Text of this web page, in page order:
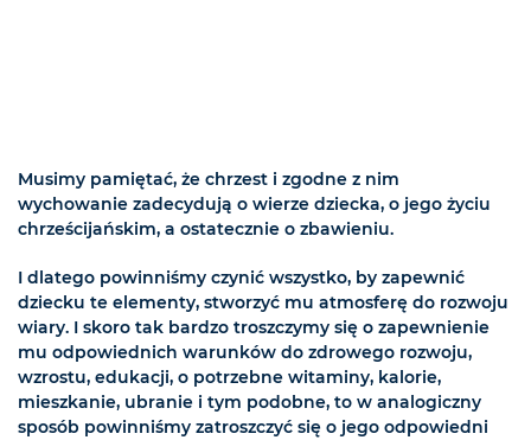
Musimy pamiętać, że chrzest i zgodne z nim
wychowanie zadecydują o wierze dziecka, o jego życiu
chrześcijańskim, a ostatecznie o zbawieniu.
I dlatego powinniśmy czynić wszystko, by zapewnić
dziecku te elementy, stworzyć mu atmosferę do rozwoju
wiary. I skoro tak bardzo troszczymy się o zapewnienie
mu odpowiednich warunków do zdrowego rozwoju,
wzrostu, edukacji, o potrzebne witaminy, kalorie,
mieszkanie, ubranie i tym podobne, to w analogiczny
sposób powinniśmy zatroszczyć się o jego odpowiedni